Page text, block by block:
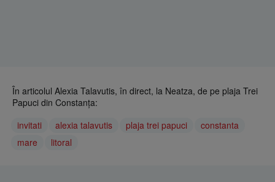
În articolul Alexia Talavutis, în direct, la Neatza, de pe plaja Trei
Papuci din Constanța:
invitati
alexia talavutis plaja trei papuci
constanta
mare
litoral